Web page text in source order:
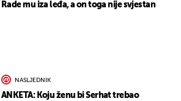
Rade mu iza leđa, a on toga nije svjestan
NASLJEDNIK
ANKETA: Koju ženu bi Serhat trebao